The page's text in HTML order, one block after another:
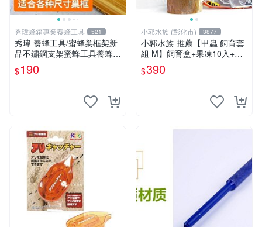
秀瑋蜂箱專業養蜂工具 521
秀瑋 養蜂工具/蜜蜂巢框架新
品不鏽鋼支架蜜蜂工具養蜂擱
置架蜜蜂箱放置蜂框 巢框
$190
小郭水族 (彰化市) 3877
小郭水族-推薦【甲蟲 飼育套
組 M】飼育盒+果凍10入+果
凍台+底土 / 獨角仙 兜蟲 鍬形
蟲 幼兜
$390